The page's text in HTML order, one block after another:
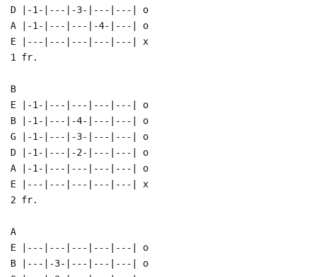
D |-1-|---|-3-|---|---| o
A |-1-|---|---|-4-|---| o
E |---|---|---|---|---| x
1 fr.
B
E |-1-|---|---|---|---| o
B |-1-|---|-4-|---|---| o
G |-1-|---|-3-|---|---| o
D |-1-|---|-2-|---|---| o
A |-1-|---|---|---|---| o
E |---|---|---|---|---| x
2 fr.
A
E |---|---|---|---|---| o
B |---|-3-|---|---|---| o